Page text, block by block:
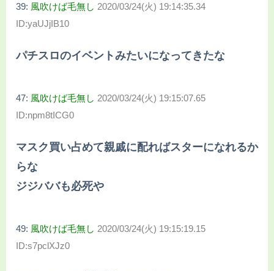
39: 風吹けば毛無し 2020/03/24(火) 19:14:35.34
ID:yaUJjIB10
パチスロのイベントみたいになってきたな
47: 風吹けば毛無し 2020/03/24(火) 19:15:07.65
ID:npm8tICG0
マスク買い占めて親戚に配ればスターになれるか
らな
ジジババも必死や
49: 風吹けば毛無し 2020/03/24(火) 19:15:19.15
ID:s7pclXJz0